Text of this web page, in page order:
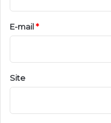
o
*E-mail*
Site